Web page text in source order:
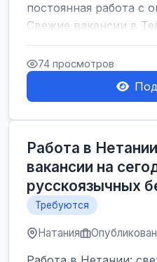
постоянная работа с
Свежие вакансии в
и женщин от хозя...
74 просмотров
Работа в
вакансии на
русскоязычных
Требуются
Натания